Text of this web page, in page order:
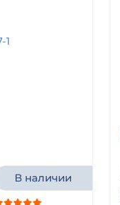
В наличии